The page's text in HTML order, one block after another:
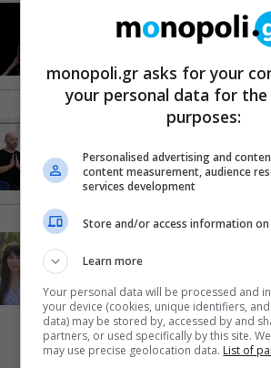
Ρωγμές: Η σόλο
Χριστίνας Κυριαζίδη στο
Τόσο Όσο: Η stand-up
ντουέτα του ελληνικού
monopoli.gr asks for your
your personal data for
purposes:
Personalised advertising and
content measurement, audience
services development
Store and/or access information on
Learn more
Your personal data will be processed and
your device (cookies, unique identifiers,
data) may be stored by, accessed by and
partners, or used specifically by this site.
may use precise geolocation data. List of